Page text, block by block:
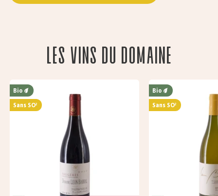
Les vins du domaine
Bio
Sans SO²
Bio
Sans SO²